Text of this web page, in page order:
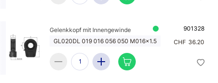
Gelenkkopf mit Innengewinde
901328
GL020DL 019 016 056 050 M016x1.5
CHF 36.20